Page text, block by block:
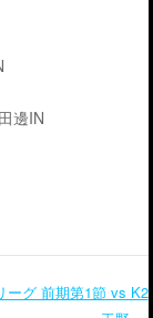
邊IN
ーグ 前期第1節 vs K2